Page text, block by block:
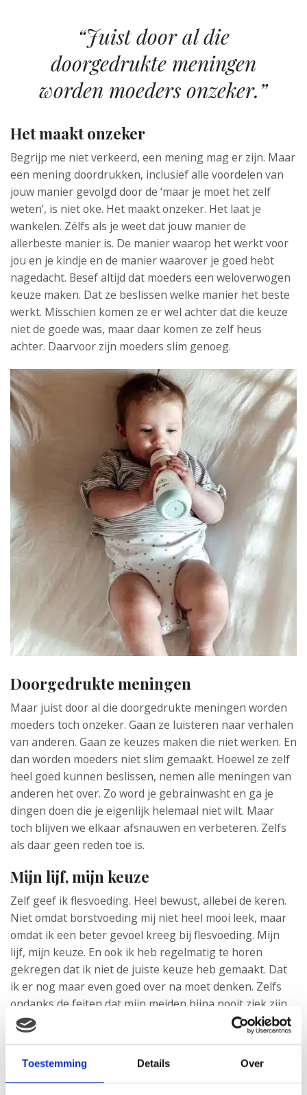
Toestemming Details Over
“Juist door al die
doorgedrukte meningen
worden moeders onzeker.”
Het maakt onzeker
Begrijp me niet verkeerd, een mening mag er zijn. Maar
een mening doordrukken, inclusief alle voordelen van
jouw manier gevolgd door de ‘maar je moet het zelf
weten’, is niet oke. Het maakt onzeker. Het laat je
wankelen. Zélfs als je weet dat jouw manier de
allerbeste manier is. De manier waarop het werkt voor
jou en je kindje en de manier waarover je goed hebt
nagedacht. Besef altijd dat moeders een weloverwogen
keuze maken. Dat ze beslissen welke manier het beste
werkt. Misschien komen ze er wel achter dat die keuze
niet de goede was, maar daar komen ze zelf heus
achter. Daarvoor zijn moeders slim genoeg.
Doorgedrukte meningen
Maar juist door al die doorgedrukte meningen worden
moeders toch onzeker. Gaan ze luisteren naar verhalen
van anderen. Gaan ze keuzes maken die niet werken. En
dan worden moeders niet slim gemaakt. Hoewel ze zelf
heel goed kunnen beslissen, nemen alle meningen van
anderen het over. Zo word je gebrainwasht en ga je
dingen doen die je eigenlijk helemaal niet wilt. Maar
toch blijven we elkaar afsnauwen en verbeteren. Zelfs
als daar geen reden toe is.
Mijn lijf, mijn keuze
Zelf geef ik flesvoeding. Heel bewust, allebei de keren.
Niet omdat borstvoeding mij niet heel mooi leek, maar
omdat ik een beter gevoel kreeg bij flesvoeding. Mijn
lijf, mijn keuze. En ook ik heb regelmatig te horen
gekregen dat ik niet de juiste keuze heb gemaakt. Dat
ik er nog maar even goed over na moet denken. Zelfs
ondanks de feiten dat mijn meiden bijna nooit ziek zijn,
liepen voor ze 1 waren, kerngezond zijn en lekker veel
vetjes hebben. Dan nóg is de flesvoeding niet goed
keuze je ook maakt, de andere is beter.